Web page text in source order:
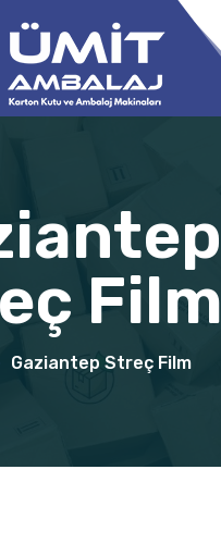
Film
Gaziantep Streç Film